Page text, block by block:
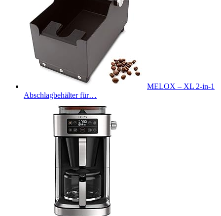
MELOX – XL 2-in-1
Abschlagbehälter für…